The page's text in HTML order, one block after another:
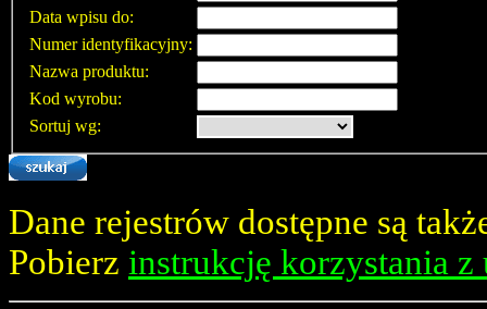
Data wpisu do:
Numer identyfikacyjny:
Nazwa produktu:
Kod wyrobu:
Sortuj wg:
Dane rejestrów dostępne są
Pobierz instrukcję korzystania z